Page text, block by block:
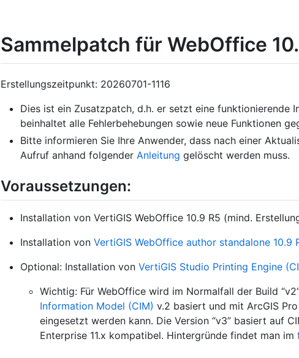
Sammelpatch für WebOffice
Erstellungszeitpunkt: 20260701-1116
Dies ist ein Zusatzpatch, d.h. er setzt eine funktionierende
beinhaltet alle Fehlerbehebungen sowie neue Funktionen
Bitte informieren Sie Ihre Anwender, dass nach einer
Aufruf anhand folgender Anleitung gelöscht werden muss.
Voraussetzungen:
Installation von VertiGIS WebOffice 10.9 R5 (mind.
Installation von VertiGIS WebOffice author standalone 10.9
Optional: Installation von VertiGIS Studio Printing Engine
Wichtig: Für WebOffice wird im Normalfall der Build
Information Model (CIM) v.2 basiert und mit ArcGIS
eingesetzt werden kann. Die Version “v3” basiert auf
Enterprise 11.x kompatibel. Hintergründe findet man im